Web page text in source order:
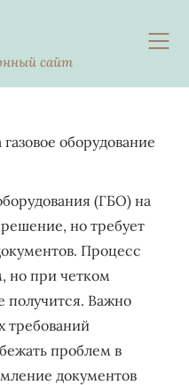
сайт
оборудование
(ГБО) на
но требует
Процесс
но при четком
получится. Важно
требований
проблем в
документов